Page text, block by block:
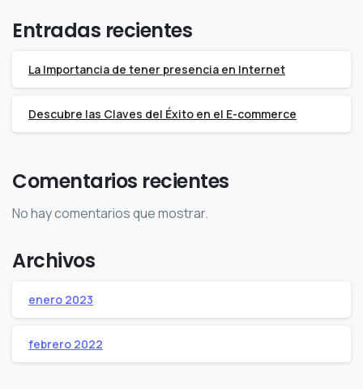
Entradas recientes
La Importancia de tener presencia en Internet
Descubre las Claves del Éxito en el E-commerce
Comentarios recientes
No hay comentarios que mostrar.
Archivos
enero 2023
febrero 2022